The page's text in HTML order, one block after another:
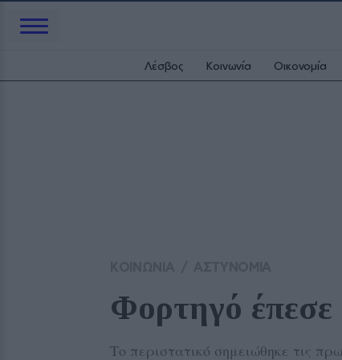
Λέσβος Κοινωνία Οικονομία
Φορτηγό
Το περιστατικό σημειώθηκε τις